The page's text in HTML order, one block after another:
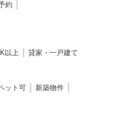
約
以上 貸家・一戸建て
ット可
新築物件